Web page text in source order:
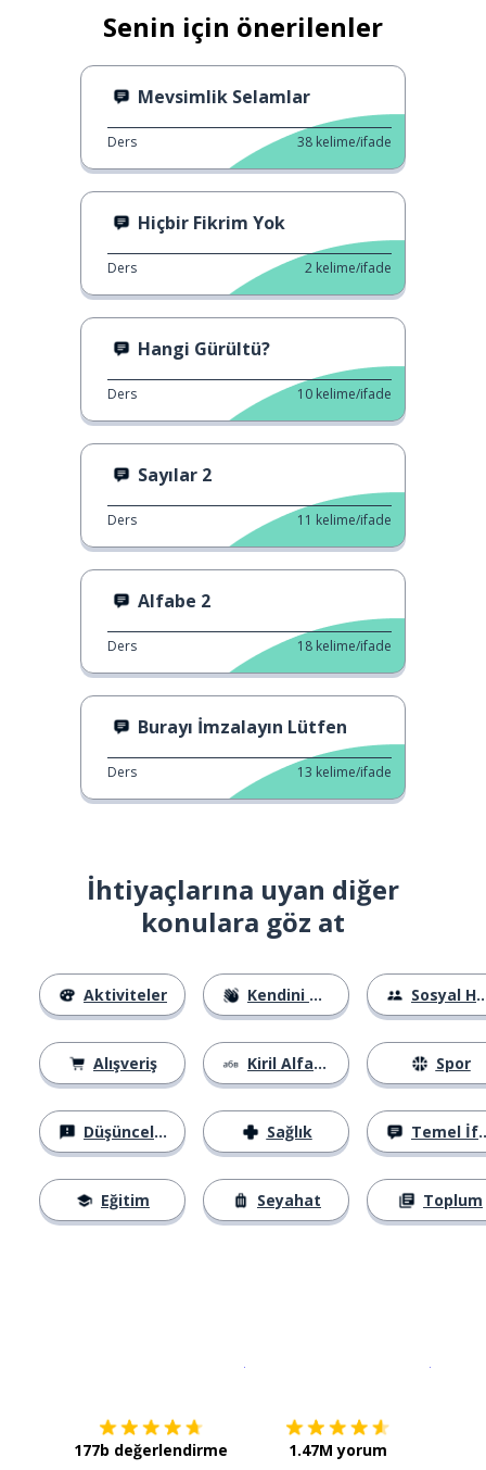
Senin için önerilenler
Mevsimlik Selamlar
Ders 38 kelime/ifade
Hiçbir Fikrim Yok
Ders 2 kelime/ifade
Hangi Gürültü?
Ders 10 kelime/ifade
Sayılar 2
Ders 11 kelime/ifade
Alfabe 2
Ders 18 kelime/ifade
Burayı İmzalayın Lütfen
Ders 13 kelime/ifade
İhtiyaçlarına uyan diğer
konulara göz at
Aktiviteler
Alışveriş
Düşünceler
Eğitim
Kendini Tanıtma
Kiril Alfabesi
Sağlık
Seyahat
Sosyal Hayat
Spor
Temel İfadeler
Toplum
177b değerlendirme 1.47M yorum